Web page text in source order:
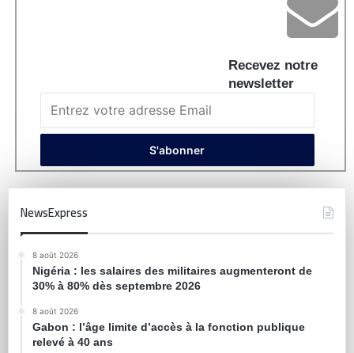
Recevez notre
newsletter
NewsExpress
8 août 2026
Nigéria : les salaires des militaires augmenteront de
30% à 80% dès septembre 2026
8 août 2026
Gabon : l’âge limite d’accès à la fonction publique
relevé à 40 ans